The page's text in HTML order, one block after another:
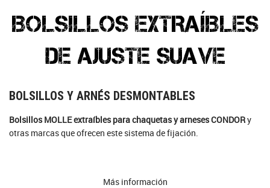
BOLSILLOS EXTRAÍBLES
DE AJUSTE SUAVE
BOLSILLOS Y ARNÉS DESMONTABLES
Bolsillos MOLLE extraíbles para chaquetas y arneses CONDORy
otras marcas que ofrecen este sistema de fijación.
Más información